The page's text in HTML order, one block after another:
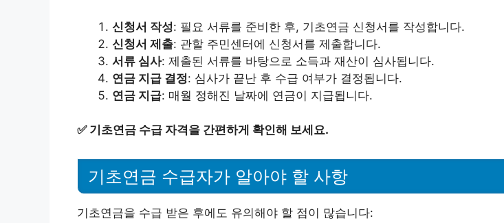
신청서 작성: 필요 서류를 준비한 후, 기초연금 신청서를 작성합니다.
신청서 제출: 관할 주민센터에 신청서를 제출합니다.
서류 심사: 제출된 서류를 바탕으로 소득과 재산이 심사됩니다.
연금 지급 결정: 심사가 끝난 후 수급 여부가 결정됩니다.
연금 지급: 매월 정해진 날짜에 연금이 지급됩니다.
✅ 기초연금 수급 자격을 간편하게 확인해 보세요.
기초연금 수급자가 알아야 할 사항
기초연금을 수급 받은 후에도 유의해야 할 점이 많습니다: